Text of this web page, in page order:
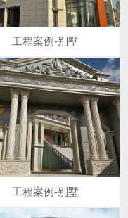
工程案例-别墅
工程案例-别墅